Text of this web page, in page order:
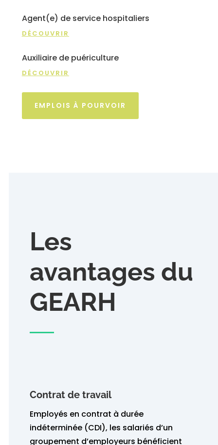
Agent(e) de service hospitaliers
DÉCOUVRIR
Auxiliaire de puériculture
DÉCOUVRIR
EMPLOIS À POURVOIR
Les
avantages du
GEARH
Contrat de travail
Employés en contrat à durée
indéterminée (CDI), les salariés d’un
groupement d’employeurs bénéficient